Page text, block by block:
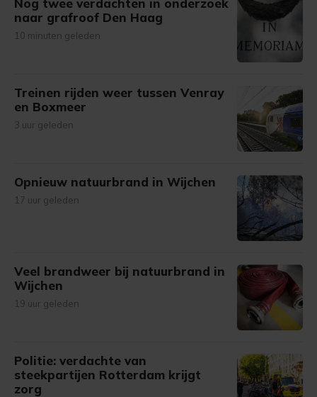
Nog twee verdachten in onderzoek
naar grafroof Den Haag
10 minuten geleden
Treinen rijden weer tussen Venray
en Boxmeer
3 uur geleden
Opnieuw natuurbrand in Wijchen
17 uur geleden
Veel brandweer bij natuurbrand in
Wijchen
19 uur geleden
Politie: verdachte van
steekpartijen Rotterdam krijgt
zorg